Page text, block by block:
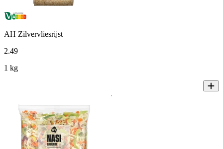
AH Zilvervliesrijst
2.49
1 kg